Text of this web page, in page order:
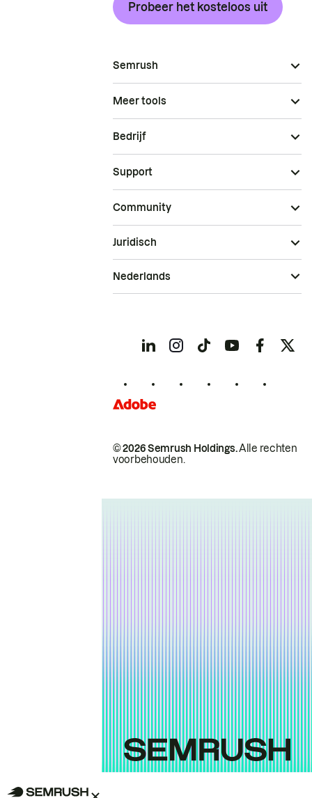
Probeer het kosteloos uit
Semrush
Meer tools
Bedrijf
Support
Community
© 2026 Semrush Holdings.Alle rechten
voorbehouden.
Juridisch
Nederlands